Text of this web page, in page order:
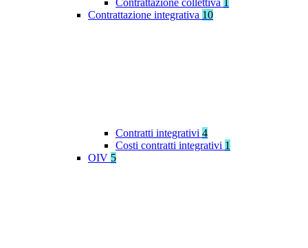
Contrattazione collettiva 1
Contrattazione integrativa 10
Contratti integrativi 4
Costi contratti integrativi 1
OIV 5